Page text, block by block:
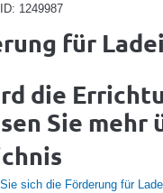
1249987
für
die
Sie mehr
sich die Förderung für